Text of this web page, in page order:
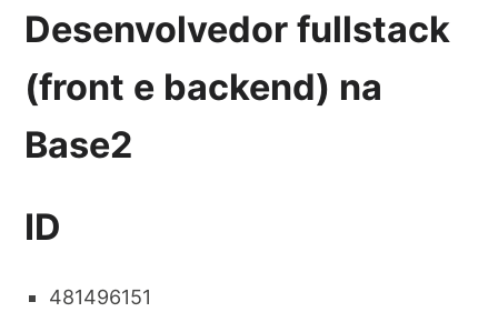
Desenvolvedor fullstack
(front e backend) na
Base2
ID
481496151